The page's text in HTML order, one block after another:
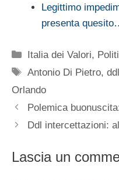
Legittimo
presenta
Categorie
Italia dei Valori,
Tag
Antonio Di Pietro,
Orlando
Polemica
Ddl intercettazioni:
Lascia un